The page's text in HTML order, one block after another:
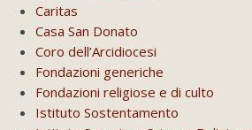
Caritas
Casa San Donato
Coro dell’Arcidiocesi
Fondazioni generiche
Fondazioni religiose e di culto
Istituto Sostentamento